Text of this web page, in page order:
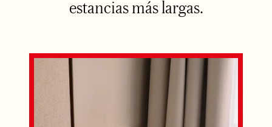
estancias más largas.